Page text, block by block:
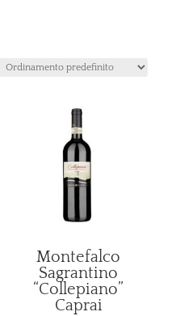
Montefalco
Sagrantino
“Collepiano”
Caprai